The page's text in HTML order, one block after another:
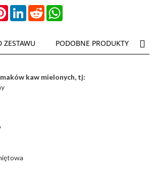
PinterestLinkedInReddit
ZESTAWU PODOBNE PRODUKTY
kaw mielonych, tj: